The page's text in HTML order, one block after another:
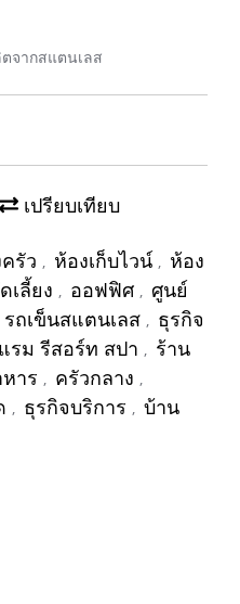
จากสแตนเลส
เปรียบเทียบ
รัว , ห้องเก็บไวน์ , ห้อง
เลี้ยง , ออฟฟิศ , ศูนย์
รถเข็นสแตนเลส , ธุรกิจ
รม รีสอร์ท สปา , ร้าน
าร , ครัวกลาง ,
, ธุรกิจบริการ , บ้าน